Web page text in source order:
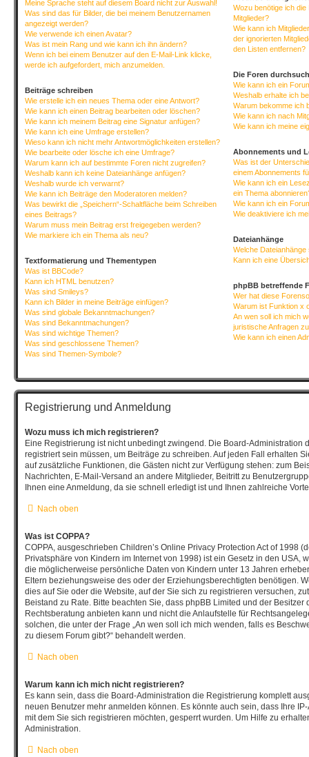
Meine Sprache steht auf diesem Board nicht zur Auswahl!
Was sind das für Bilder, die bei meinem Benutzernamen
angezeigt werden?
Wie verwende ich einen Avatar?
Was ist mein Rang und wie kann ich ihn ändern?
Wenn ich bei einem Benutzer auf den E-Mail-Link klicke,
werde ich aufgefordert, mich anzumelden.
Beiträge schreiben
Wie erstelle ich ein neues Thema oder eine Antwort?
Wie kann ich einen Beitrag bearbeiten oder löschen?
Wie kann ich meinem Beitrag eine Signatur anfügen?
Wie kann ich eine Umfrage erstellen?
Wieso kann ich nicht mehr Antwortmöglichkeiten erstellen?
Wie bearbeite oder lösche ich eine Umfrage?
Warum kann ich auf bestimmte Foren nicht zugreifen?
Weshalb kann ich keine Dateianhänge anfügen?
Weshalb wurde ich verwarnt?
Wie kann ich Beiträge den Moderatoren melden?
Was bewirkt die „Speichern“-Schaltfläche beim Schreiben
eines Beitrags?
Warum muss mein Beitrag erst freigegeben werden?
Wie markiere ich ein Thema als neu?
Textformatierung und Thementypen
Was ist BBCode?
Kann ich HTML benutzen?
Was sind Smileys?
Kann ich Bilder in meine Beiträge einfügen?
Was sind globale Bekanntmachungen?
Was sind Bekanntmachungen?
Was sind wichtige Themen?
Was sind geschlossene Themen?
Was sind Themen-Symbole?
Wozu benötige ich
Mitglieder?
Wie kann ich
der ignorierten
den Listen entfernen?
Die Foren
Wie kann ich ein
Weshalb erhalte ich
Warum bekomme ich
Wie kann ich nach
Wie kann ich meine
Abonnements und
Was ist der
einem Abonnements
Wie kann ich ein
ein Thema
Wie kann ich ein
Wie deaktiviere ich
Dateianhänge
Welche
Kann ich eine
phpBB betreffende
Wer hat diese
Warum ist Funktion x
An wen soll ich mich
juristische Anfragen
Wie kann ich einen
Registrierung und Anmeldung
Wozu muss ich mich registrieren?
Eine Registrierung ist nicht unbedingt zwingend. Die Board-Administration
registriert sein müssen, um Beiträge zu schreiben. Auf jeden Fall erhalten
auf zusätzliche Funktionen, die Gästen nicht zur Verfügung stehen: zum
Nachrichten, E-Mail-Versand an andere Mitglieder, Beitritt zu
Ihnen eine Anmeldung, da sie schnell erledigt ist und Ihnen zahlreiche
Nach oben
Was ist COPPA?
COPPA, ausgeschrieben Children’s Online Privacy Protection Act of 1998
Privatsphäre von Kindern im Internet von 1998) ist ein Gesetz in den USA,
die möglicherweise persönliche Daten von Kindern unter 13 Jahren
Eltern beziehungsweise des oder der Erziehungsberechtigten benötigen.
dies auf Sie oder die Website, auf der Sie sich zu registrieren versuchen,
Beistand zu Rate. Bitte beachten Sie, dass phpBB Limited und der Besitzer
Rechtsberatung anbieten kann und nicht die Anlaufstelle für
solchen, die unter der Frage „An wen soll ich mich wenden, falls es
zu diesem Forum gibt?“ behandelt werden.
Nach oben
Warum kann ich mich nicht registrieren?
Es kann sein, dass die Board-Administration die Registrierung komplett
neuen Benutzer mehr anmelden können. Es könnte auch sein, dass Ihre
mit dem Sie sich registrieren möchten, gesperrt wurden. Um Hilfe zu
Administration.
Nach oben